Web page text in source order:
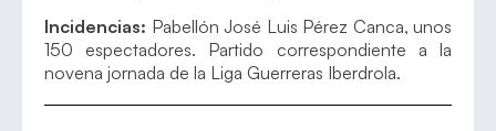
Incidencias: Pabellón José Luis Pérez Canca, unos
150 espectadores. Partido correspondiente a la
novena jornada de la Liga Guerreras Iberdrola.